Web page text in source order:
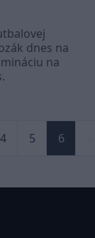
dnes na
na
4 5 6